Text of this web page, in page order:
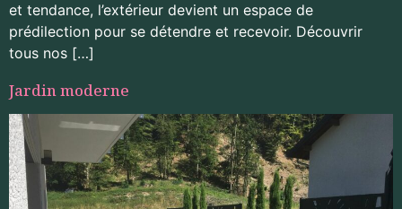
et tendance, l’extérieur devient un espace de
prédilection pour se détendre et recevoir. Découvrir
tous nos […]
Jardin moderne